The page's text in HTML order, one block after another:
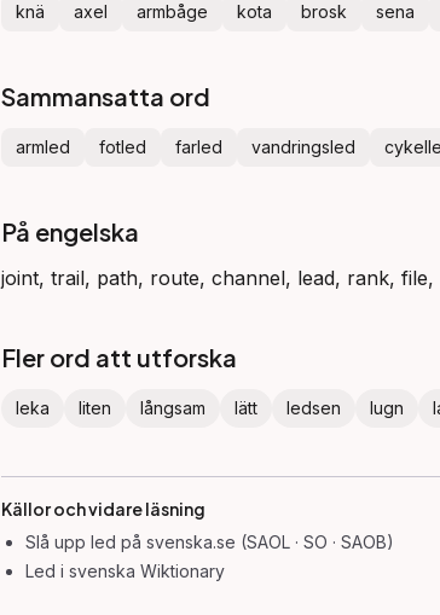
knä axel armbåge kota brosk sena
Sammansatta ord
armled fotled farled vandringsled
På engelska
joint, trail, path, route, channel, lead, rank,
Fler ord att utforska
leka liten långsam lätt ledsen lugn
Källor och vidare läsning
Slå upp led på svenska.se (SAOL · SO · SAOB)
Led i svenska Wiktionary